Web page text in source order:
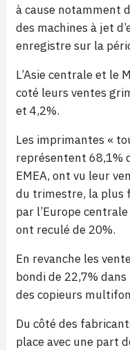
à cause notamment
des machines à jet
enregistre sur la
L’Asie centrale et le
coté leurs ventes
et 4,2%.
Les imprimantes «
représentent 68,1%
EMEA, ont vu leur
du trimestre, la plus
par l’Europe
ont reculé de 20%.
En revanche les
bondi de 22,7%
des copieurs
Du côté des
place avec une part